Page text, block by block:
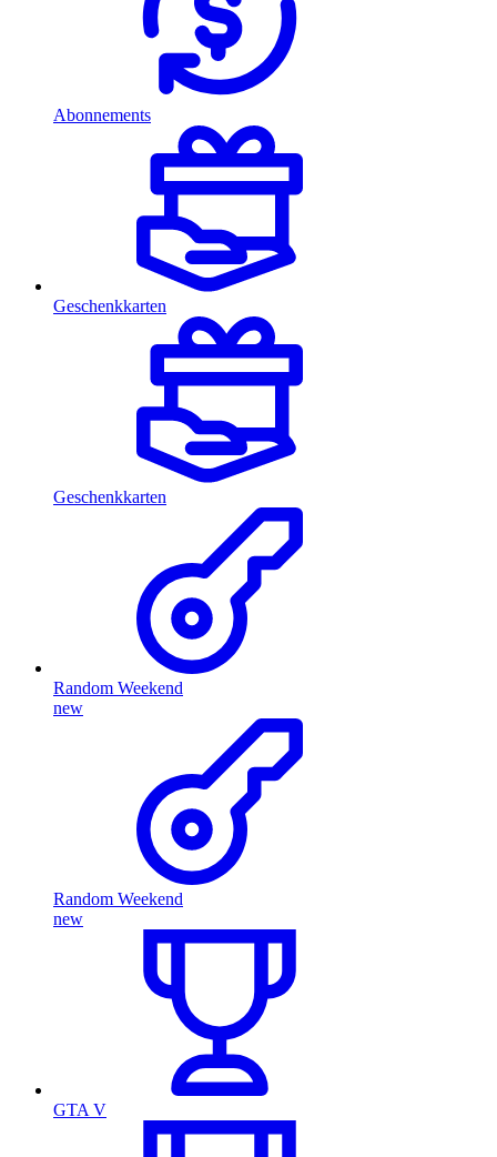
Abonnements
Geschenkkarten
Geschenkkarten
Random Weekend
new
Random Weekend
new
GTA V